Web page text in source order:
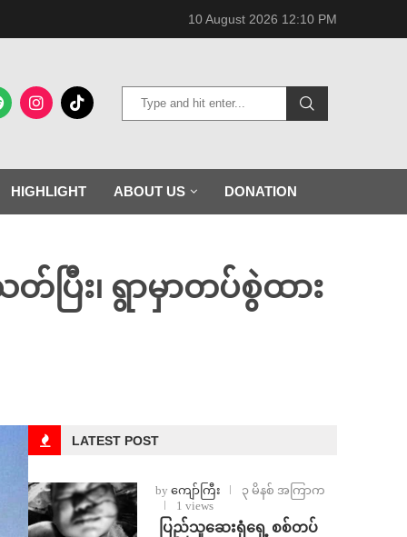
10 August 2026 12:10 PM
HIGHLIGHT ABOUT US DONATION
ြီး၊ ရွာမှာတပ်စွဲထား
LATEST POST
by ကျော်ကြီး
၃ မိနစ် အကြာက
1 views
⁩ ⁨ပြည်သူဆေးရုံရှေ့ စစ်တပ်